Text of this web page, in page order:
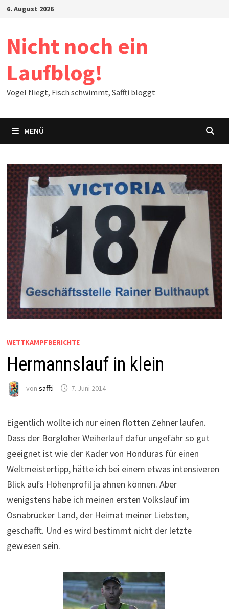
Zum6. August 2026
Nicht noch ein
Laufblog!
Vogel fliegt, Fisch schwimmt, Saffti bloggt
MENÜ
WETTKAMPFBERICHTE
Hermannslauf in klein
von saffti 7. Juni 2014
Eigentlich wollte ich nur einen flotten Zehner laufen.
Dass der Borgloher Weiherlauf dafür ungefähr so gut
geeignet ist wie der Kader von Honduras für einen
Weltmeistertipp, hätte ich bei einem etwas intensiveren
Blick aufs Höhenprofil ja ahnen können. Aber
wenigstens habe ich meinen ersten Volkslauf im
Osnabrücker Land, der Heimat meiner Liebsten,
geschafft. Und es wird bestimmt nicht der letzte
gewesen sein.